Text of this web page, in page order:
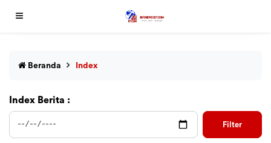
Beranda Index
Index Berita :
Filter